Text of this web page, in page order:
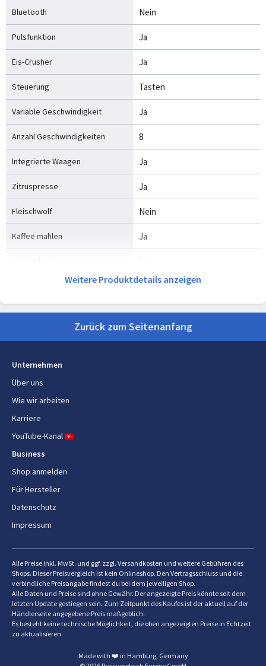
Bluetooth Nein
Pulsfunktion Ja
Eis-Crusher Ja
Steuerung Tasten
Variable Geschwindigkeit Ja
Anzahl Geschwindigkeiten 8
Integrierte Waagen Ja
Zitruspresse Ja
Fleischwolf Nein
Kaffee mahlen Ja
Mixerfunktionen
Schlagen, Mischung, Kotelett,
Rührer
Kabellänge
Kabelaufwicklung
Einfach zu säubern
Rutschfeste Füße
Zerkleinerungsschüsselvolume
Einstellbares Scheibenmesser
Farbe Ja
Sicherheitssperre Ja
Spülmaschinenfestes Zubehör Ja
Mini-Zerkleinerer Ja
Weitere Produktdetails anzeigen
Zurück zum Seitenanfang
Unternehmen
Über uns
Wie wir arbeiten
Karriere
YouTube-Kanal
Business
Shop anmelden
Für Hersteller
Datenschutz
Impressum
Alle Preise inkl. MwSt. und ggf. zzgl. Versandkosten und weitere Gebühren des
Shops. Dieser Preisvergleich ist kein Onlineshop. Den Vertragsschluss und die
verbindliche Preisangabe findest du bei dem jeweiligen Shop.
Alle Daten und Preise sind ohne Gewähr. Der angezeigte Preis könnte seit dem
letzten Update gestiegen sein. Zum Zeitpunkt des Kaufes ist der aktuell auf der
Händlerseite angegebene Preis maßgeblich.
Es besteht keine technische Möglichkeit, die oben angezeigten Preise in Echtzeit
zu aktualisieren.
Made with ❤️ in Hamburg, Germany